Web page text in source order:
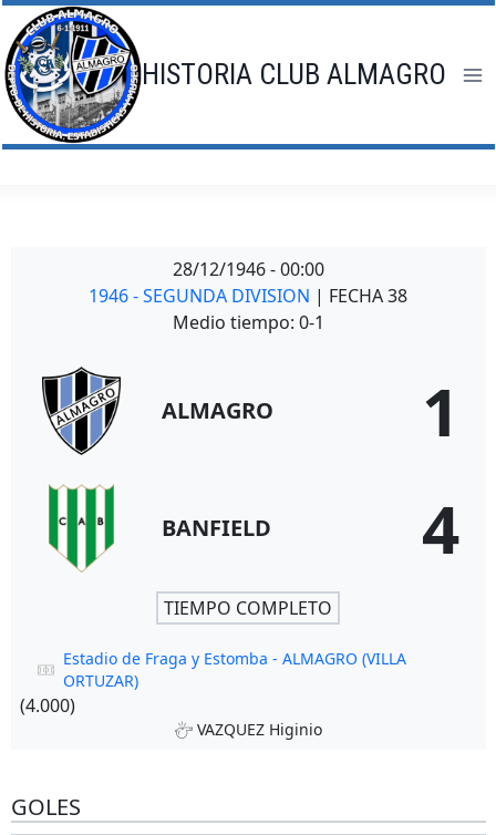
Saltar
al
contenido
HISTORIA CLUB ALMAGRO
28/12/1946 - 00:00
1946 - SEGUNDA DIVISION | FECHA 38
Medio tiempo: 0-1
ALMAGRO 1
BANFIELD 4
TIEMPO COMPLETO
Estadio de Fraga y Estomba - ALMAGRO (VILLA
ORTUZAR)
(4.000)
VAZQUEZ Higinio
GOLES